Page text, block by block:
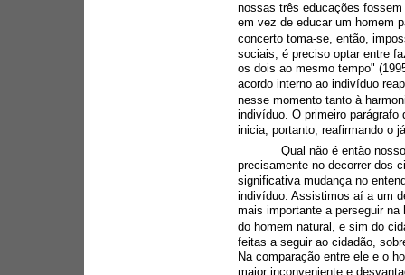
nossas três educações
em vez de educar um homem
concerto toma-se, então,
sociais, é preciso optar entre
os dois ao mesmo tempo"
acordo interno ao indivíduo
nesse momento tanto à
indivíduo. O primeiro parágrafo
inicia, portanto, reafirmando o
Qual não é então
precisamente no decorrer dos
significativa mudança no
indivíduo. Assistimos aí a um
mais importante a perseguir
do homem natural, e sim do
feitas a seguir ao cidadão,
Na comparação entre ele e o
maior inconveniente e